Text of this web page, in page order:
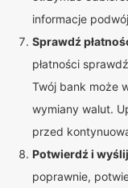
informacje
Sprawdź
płatności
Twój bank może
wymiany walut.
przed
Potwierdź i
poprawnie,